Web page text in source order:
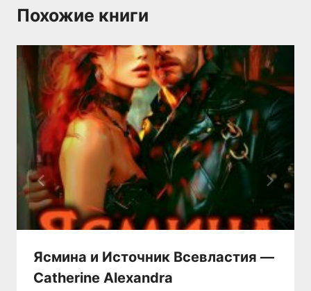
Похожие книги
Ясмина и Источник Всевластия —
Catherine Alexandra